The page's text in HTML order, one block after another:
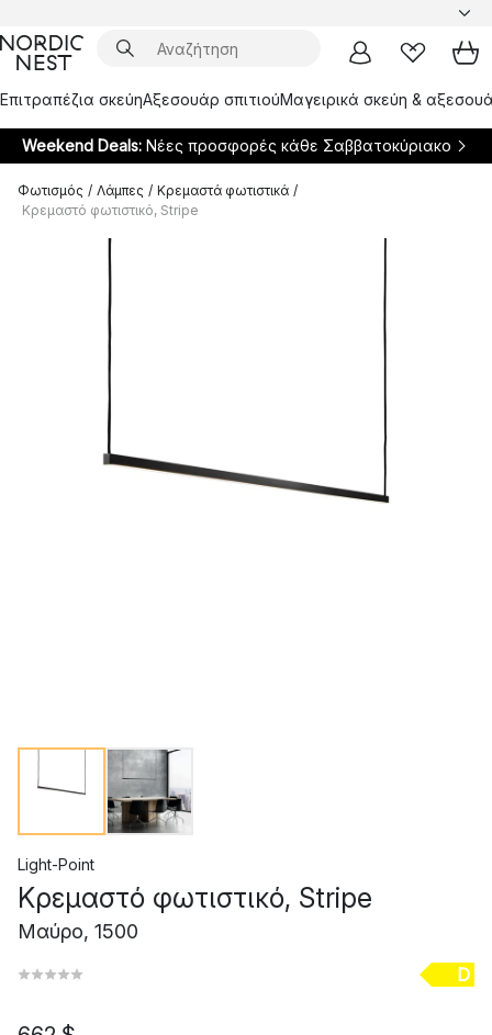
Επιτραπέζια σκεύηΑξεσουάρ σπιτιούΜαγειρικά σκεύη &
Weekend Deals: Νέες προσφορές κάθε Σαββατοκύριακο
Φωτισμός / Λάμπες / Κρεμαστά φωτιστικά /
Κρεμαστό φωτιστικό, Stripe
Light-Point
Κρεμαστό φωτιστικό, Stripe
Μαύρο, 1500
D